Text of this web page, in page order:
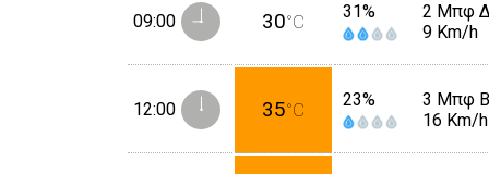
09:00 30°C 31%
2 Μπφ
9 Km/h
12:00 35°C 23%
3 Μπφ
16 Km/h